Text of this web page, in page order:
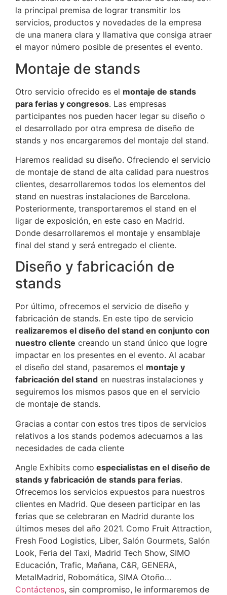
la principal premisa de lograr transmitir los
servicios, productos y novedades de la empresa
de una manera clara y llamativa que consiga atraer
el mayor número posible de presentes el evento.
Montaje de stands
Otro servicio ofrecido es el montaje de stands
para ferias y congresos. Las empresas
participantes nos pueden hacer legar su diseño o
el desarrollado por otra empresa de diseño de
stands y nos encargaremos del montaje del stand.
Haremos realidad su diseño. Ofreciendo el servicio
de montaje de stand de alta calidad para nuestros
clientes, desarrollaremos todos los elementos del
stand en nuestras instalaciones de Barcelona.
Posteriormente, transportaremos el stand en el
ligar de exposición, en este caso en Madrid.
Donde desarrollaremos el montaje y ensamblaje
final del stand y será entregado el cliente.
Diseño y fabricación de
stands
Por último, ofrecemos el servicio de diseño y
fabricación de stands. En este tipo de servicio
realizaremos el diseño del stand en conjunto con
nuestro cliente creando un stand único que logre
impactar en los presentes en el evento. Al acabar
el diseño del stand, pasaremos el montaje y
fabricación del stand en nuestras instalaciones y
seguiremos los mismos pasos que en el servicio
de montaje de stands.
Gracias a contar con estos tres tipos de servicios
relativos a los stands podemos adecuarnos a las
necesidades de cada cliente
Angle Exhibits como especialistas en el diseño de
stands y fabricación de stands para ferias.
Ofrecemos los servicios expuestos para nuestros
clientes en Madrid. Que deseen participar en las
ferias que se celebraran en Madrid durante los
últimos meses del año 2021. Como Fruit Attraction,
Fresh Food Logistics, Liber, Salón Gourmets, Salón
Look, Feria del Taxi, Madrid Tech Show, SIMO
Educación, Trafic, Mañana, C&R, GENERA,
MetalMadrid, Robomática, SIMA Otoño…
Contáctenos, sin compromiso, le informaremos de